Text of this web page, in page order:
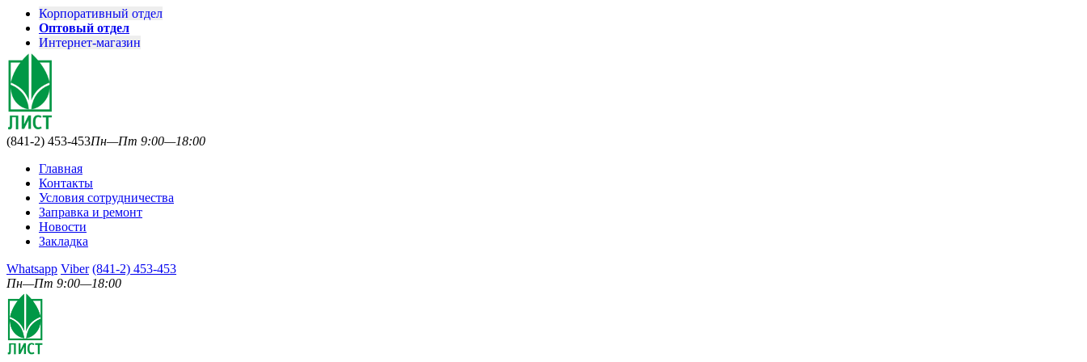
Корпоративный отдел
Оптовый отдел
Интернет-магазин
(841-2) 453-453Пн—Пт 9:00—18:00
Главная
Контакты
Условия сотрудничества
Заправка и ремонт
Новости
Закладка
Whatsapp Viber (841-2) 453-453
Пн—Пт 9:00—18:00